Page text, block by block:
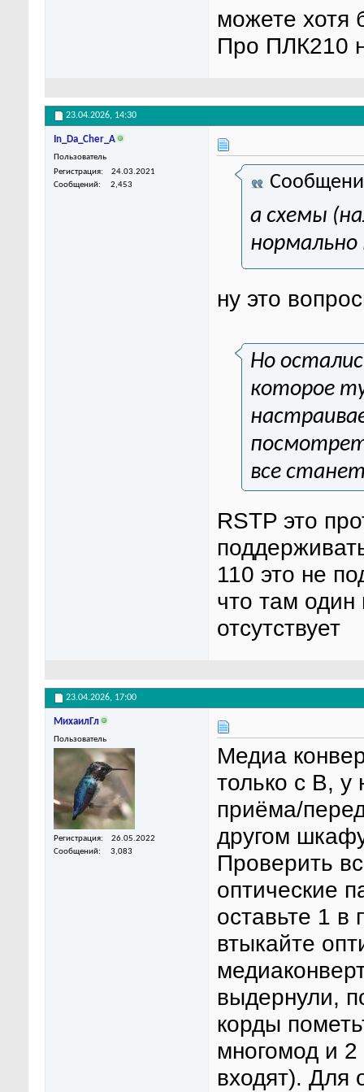
можете хотя
Про ПЛК210
23.04.2026, 14:30
In_Da_Cher_A
Пользователь
Регистрация
24.03.2021
Сообщений
2,453
а схемы
нормально
ну это
Но
которое
все
RSTP это
110 это не
что там один
отсутствует
23.04.2026, 17:00
МихаилГл
Пользователь
Регистрация
26.05.2022
Сообщений
3,083
Медиа
только с В,
приёма/
другом
Проверить
оптические
оставьте 1
втыкайте
выдернули,
корды
многомод и 2
входят). Для